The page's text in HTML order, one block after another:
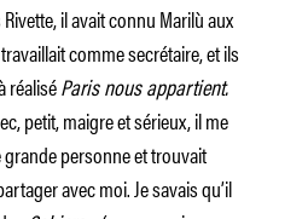
il avait connu Marilù aux
comme secrétaire, et ils
réaliséParis nous appartient.
petit, maigre et sérieux, il me
grande personne et trouvait
avec moi. Je savais qu’il